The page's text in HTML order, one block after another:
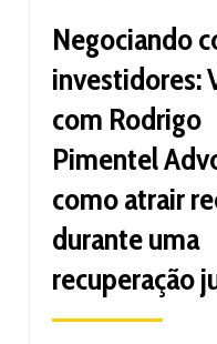
Negociando
investidores:
com Rodrigo
Pimentel
como atrair
durante uma
recuperação